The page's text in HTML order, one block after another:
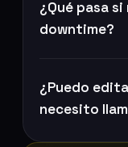
¿Qué pasa
downtime?
¿Puedo
necesito